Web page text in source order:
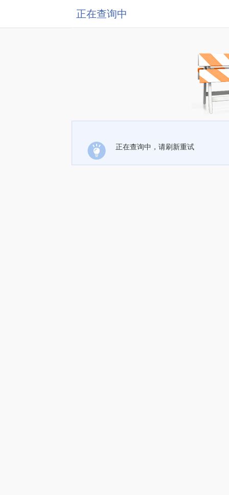
正在查询中
正在查询中，请刷新重试